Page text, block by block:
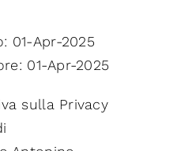
01-Apr-2025
01-Apr-2025
sulla Privacy